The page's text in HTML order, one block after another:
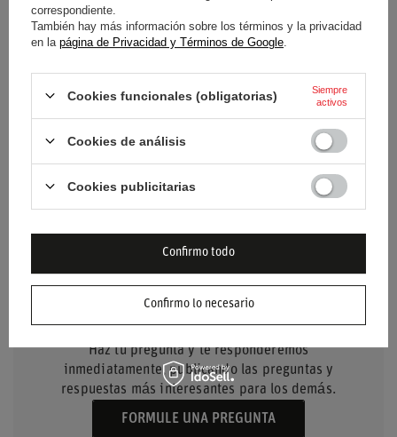
Color Marrón
Grupo de edad Adultos
Material Otro
Marca Alpine F1
NECESITO AYUDA? TIENE
PREGUNTAS?
Haz tu pregunta y te responderemos
inmediatamente, publicando las preguntas y
respuestas más interesantes para los demás.
FORMULE UNA PREGUNTA
correspondiente.
También hay más información sobre los términos y la privacidad
en la página de Privacidad y Términos de Google
Cookies funcionales (obligatorias)
Siempre
activos
Cookies de análisis
Cookies publicitarias
Confirmo lo necesario
Confirmo todo